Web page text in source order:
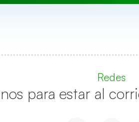
Redes
para estar al